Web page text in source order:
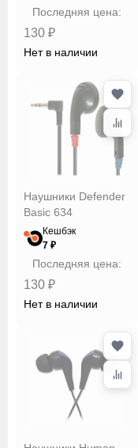
Цвет
Чувствительность
Сбросить
Последняя цена:
130 ₽
Нет в наличии
Наушники Defender
Basic 634
Кешбэк
7 ₽
Последняя цена:
130 ₽
Нет в наличии